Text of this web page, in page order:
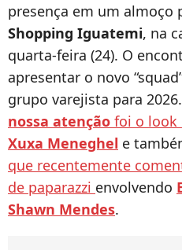
presença em um almoço
Shopping Iguatemi, na
quarta-feira (24). O
apresentar o novo
grupo varejista para 2026.
nossa atenção foi o look
Xuxa Meneghel e
que recentemente
de paparazzi envolvendo
Shawn Mendes.